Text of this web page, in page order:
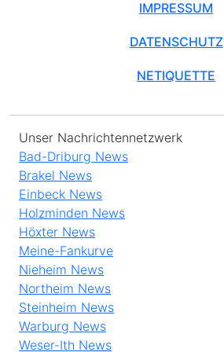
IMPRESSUM
DATENSCHUTZ
NETIQUETTE
Unser Nachrichtennetzwerk
Bad-Driburg News
Brakel News
Einbeck News
Holzminden News
Höxter News
Meine-Fankurve
Nieheim News
Northeim News
Steinheim News
Warburg News
Weser-Ith News